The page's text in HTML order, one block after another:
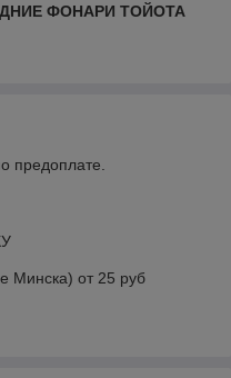
ФОНАРИ ТОЙОТА
предоплате.
Минска) от 25 руб